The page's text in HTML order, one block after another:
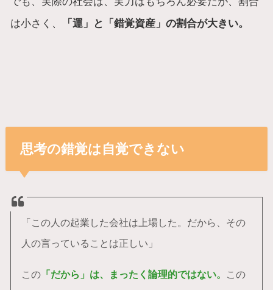
は小さく、
「運」と「錯覚資産」の割合が大きい。
思考の錯覚は自覚できない
「この人の起業した会社は上場した。だから、その
人の言っていることは正しい」
この「だから」は、まったく論理的ではない。
この